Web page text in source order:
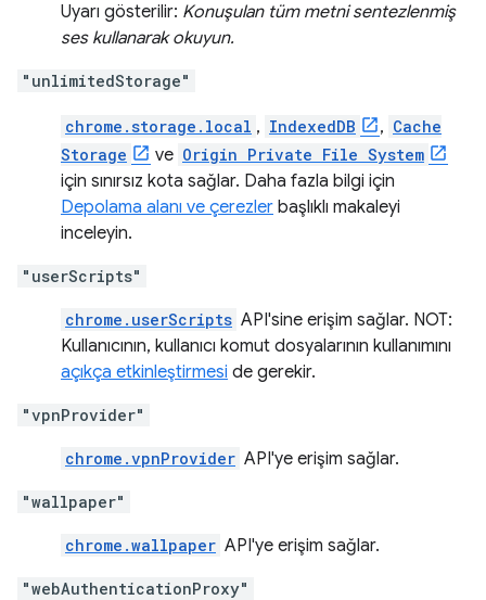
Uyarı gösterilir: Konuşulan tüm metni sentezlenmiş
ses kullanarak okuyun.
"unlimitedStorage"
chrome.storage.local , IndexedDB , Cache
Storage
ve Origin Private File System
için sınırsız kota sağlar. Daha fazla bilgi için
Depolama alanı ve çerezler başlıklı makaleyi
inceleyin.
"userScripts"
chrome.userScripts API'sine erişim sağlar. NOT:
Kullanıcının, kullanıcı komut dosyalarının kullanımını
açıkça etkinleştirmesi de gerekir.
"vpnProvider"
chrome.vpnProvider API'ye erişim sağlar.
"wallpaper"
chrome.wallpaper API'ye erişim sağlar.
"webAuthenticationProxy"